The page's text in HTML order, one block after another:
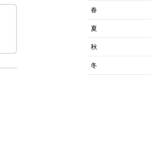
春
夏
秋
冬